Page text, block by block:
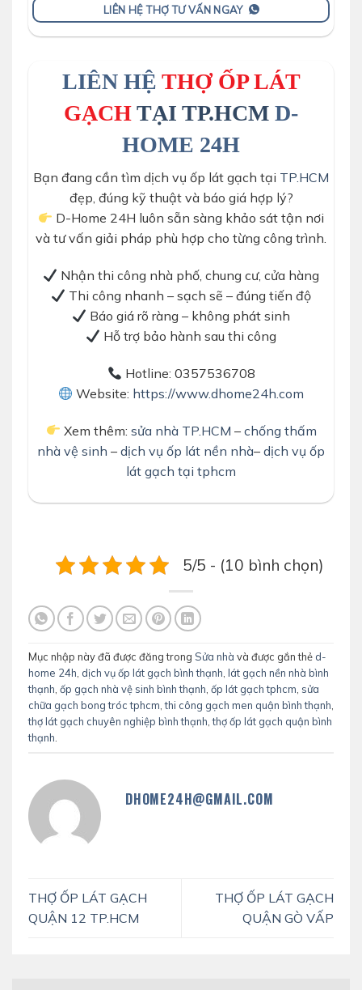
LIÊN HỆ THỢ TƯ VẤN NGAY
LIÊN HỆ THỢ ỐP LÁT
GẠCHTẠI TP.HCM D-
HOME 24H
Bạn đang cần tìm dịch vụ ốp lát gạch tại TP.HCM
đẹp, đúng kỹ thuật và báo giá hợp lý?
D-Home 24H luôn sẵn sàng khảo sát tận nơi
và tư vấn giải pháp phù hợp cho từng công trình.
Nhận thi công nhà phố, chung cư, cửa hàng
Thi công nhanh – sạch sẽ – đúng tiến độ
Báo giá rõ ràng – không phát sinh
Hỗ trợ bảo hành sau thi công
Hotline: 0357536708
Website: https://www.dhome24h.com
Xem thêm: sửa nhà TP.HCM – chống thấm
nhà vệ sinh – dịch vụ ốp lát nền nhà– dịch vụ ốp
lát gạch tại tphcm
5/5 - (10 bình chọn)
Mục nhập này đã được đăng trong Sửa nhà và được gắn thẻ d-
home 24h dịch vụ ốp lát gạch bình thạnh lát gạch nền nhà bình
thạnh ốp gạch nhà vệ sinh bình thạnh ốp lát gạch tphcm sửa
chữa gạch bong tróc tphcm ,thi công gạch men quận bình thạnh
thợ lát gạch chuyên nghiệp bình thạnh ,thợ ốp lát gạch quận bình
thạnh
DHOME24H@GMAIL.COM
THỢ ỐP LÁT GẠCH
QUẬN 12 TP.HCM
THỢ ỐP LÁT GẠCH
QUẬN GÒ VẤP